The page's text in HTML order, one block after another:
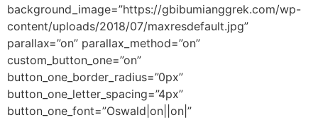
background_image=”https://gbibumianggrek.com/wp-
content/uploads/2018/07/maxresdefault.jpg”
parallax=”on” parallax_method=”on”
custom_button_one=”on”
button_one_border_radius=”0px”
button_one_letter_spacing=”4px”
button_one_font=”Oswald|on||on|”